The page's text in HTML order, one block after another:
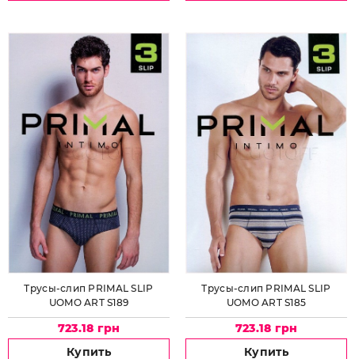
Трусы-слип PRIMAL SLIP
UOMO ART S189
723.18 грн
Купить
Трусы-слип PRIMAL SLIP
UOMO ART S185
723.18 грн
Купить